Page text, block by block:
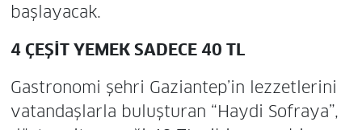
başlayacak.
4 ÇEŞİT YEMEK SADECE 40 TL
Gastronomi şehri Gaziantep’in lezzetlerini
vatandaşlarla buluşturan “Haydi Sofraya”,